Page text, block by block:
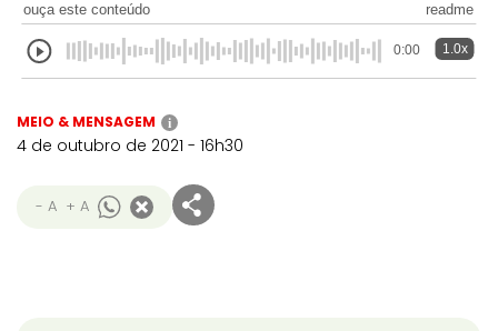
ouça este conteúdo readme
0:00 1.0x
MEIO & MENSAGEM i
4 de outubro de 2021 - 16h30
- A + A